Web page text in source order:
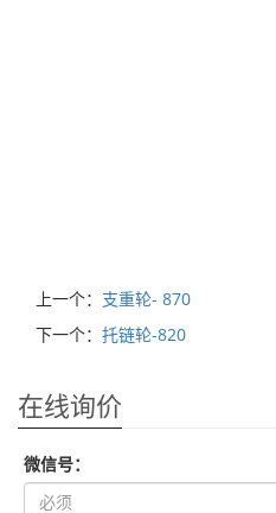
上一个： 支重轮- 870
下一个： 托链轮-820
在线询价
微信号：